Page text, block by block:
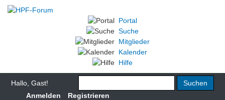
Portal
Suche
Mitglieder
Kalender
Hilfe
Hallo, Gast!
Anmelden
Registrieren